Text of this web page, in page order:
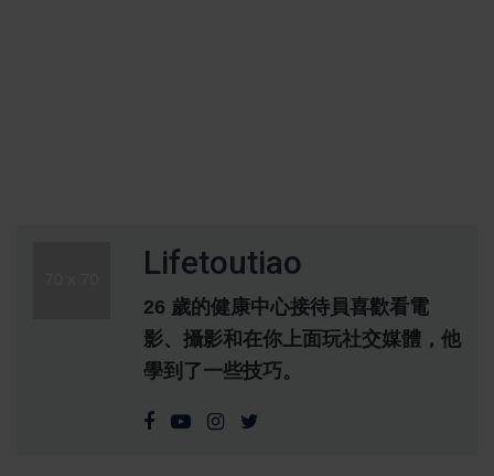
Lifetoutiao
26 歲的健康中心接待員喜歡看電
影、攝影和在你上面玩社交媒體，他
學到了一些技巧。